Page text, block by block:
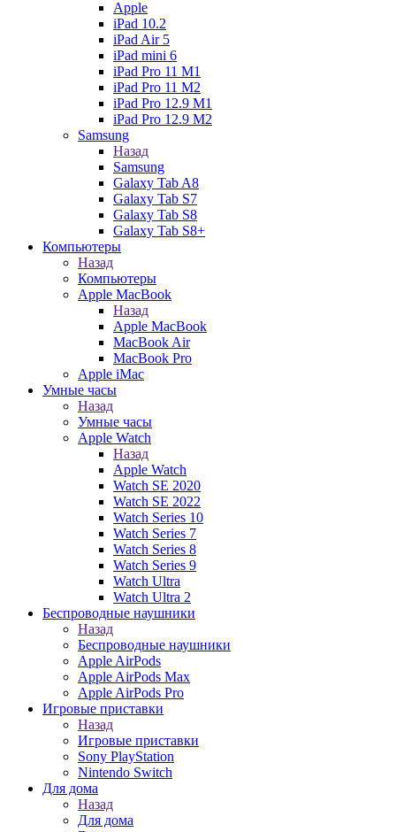
Apple
iPad 10.2
iPad Air 5
iPad mini 6
iPad Pro 11 M1
iPad Pro 11 M2
iPad Pro 12.9 M1
iPad Pro 12.9 M2
Samsung
Назад
Samsung
Galaxy Tab A8
Galaxy Tab S7
Galaxy Tab S8
Galaxy Tab S8+
Компьютеры
Назад
Компьютеры
Apple MacBook
Назад
Apple MacBook
MacBook Air
MacBook Pro
Apple iMac
Умные часы
Назад
Умные часы
Apple Watch
Назад
Apple Watch
Watch SE 2020
Watch SE 2022
Watch Series 10
Watch Series 7
Watch Series 8
Watch Series 9
Watch Ultra
Watch Ultra 2
Беспроводные наушники
Назад
Беспроводные наушники
Apple AirPods
Apple AirPods Max
Apple AirPods Pro
Игровые приставки
Назад
Игровые приставки
Sony PlayStation
Nintendo Switch
Для дома
Назад
Для дома